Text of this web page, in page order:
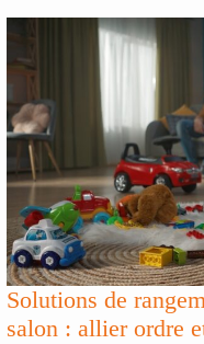
Solutions de
salon : allier ordre